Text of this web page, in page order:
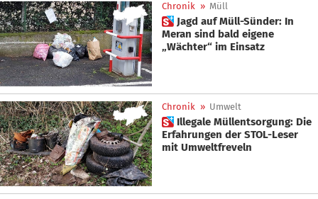
Chronik » Müll
 Jagd auf Müll-Sünder: In
Meran sind bald eigene
„Wächter“ im Einsatz
Chronik » Umwelt
 Illegale Müllentsorgung: Die
Erfahrungen der STOL-Leser
mit Umweltfreveln